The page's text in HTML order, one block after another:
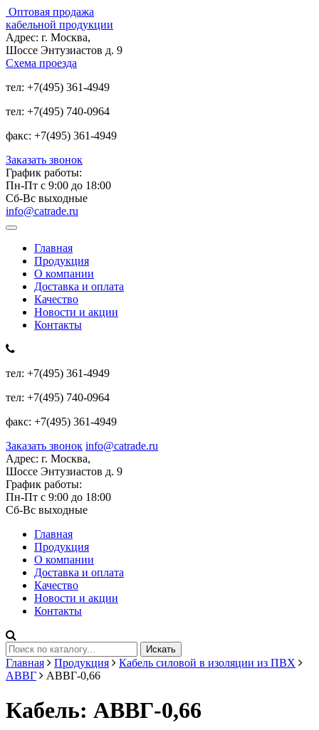
Оптовая продажа
кабельной продукции
Адрес: г. Москва,
Шоссе Энтузиастов д. 9
Схема проезда
тел: +7(495) 361-4949
тел: +7(495) 740-0964
факс: +7(495) 361-4949
Заказать звонок
График работы:
Пн-Пт с 9:00 до 18:00
Сб-Вс выходные
info@catrade.ru
Главная
Продукция
О компании
Доставка и оплата
Качество
Новости и акции
Контакты
тел: +7(495) 361-4949
тел: +7(495) 740-0964
факс: +7(495) 361-4949
Заказать звонок info@catrade.ru
Адрес: г. Москва,
Шоссе Энтузиастов д. 9
График работы:
Пн-Пт с 9:00 до 18:00
Сб-Вс выходные
Главная
Продукция
О компании
Доставка и оплата
Качество
Новости и акции
Контакты
Искать
Главная Продукция
Кабель силовой в изоляции из ПВХ
АВВГ
АВВГ-0,66
Кабель: АВВГ-0,66